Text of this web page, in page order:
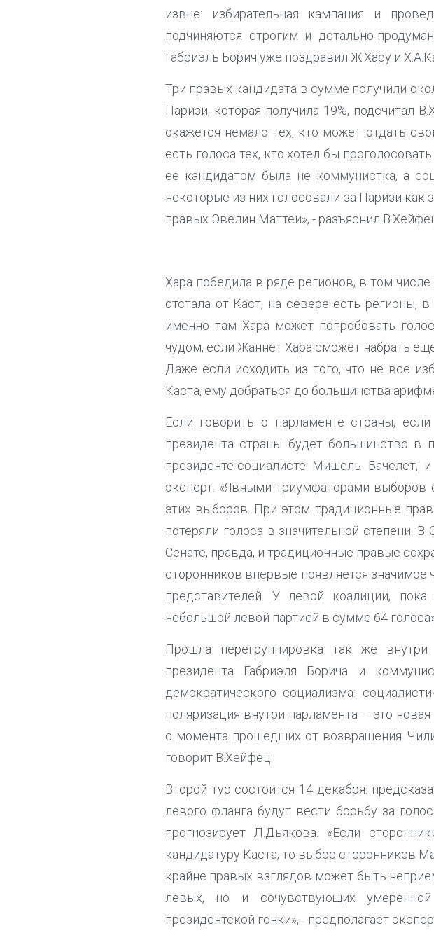
извне: избирательная кампания и
подчиняются строгим и детально-
Габриэль Борич уже поздравил Ж.Хару и
Три правых кандидата в сумме получили
Паризи, которая получила 19%, подсчитал
окажется немало тех, кто может отдать
есть голоса тех, кто хотел бы
ее кандидатом была не коммунистка, а
некоторые из них голосовали за Паризи
правых Эвелин Маттеи», - разъяснил
Хара победила в ряде регионов, в том
отстала от Каст, на севере есть регионы,
именно там Хара может попробовать
чудом, если Жаннет Хара сможет набрать
Даже если исходить из того, что не все
Каста, ему добраться до большинства
Если говорить о парламенте страны,
президента страны будет большинство в
президенте-социалисте Мишель Бачелет,
эксперт. «Явными триумфаторами
этих выборов. При этом традиционные
потеряли голоса в значительной степени.
Сенате, правда, и традиционные правые
сторонников впервые появляется значимое
представителей. У левой коалиции,
небольшой левой партией в сумме 64
Прошла перегруппировка так же
президента Габриэля Борича и
демократического социализма:
поляризация внутри парламента – это
с момента прошедших от возвращения
говорит В.Хейфец.
Второй тур состоится 14 декабря:
левого фланга будут вести борьбу за
прогнозирует Л.Дьякова. «Если
кандидатуру Каста, то выбор сторонников
крайне правых взглядов может быть
левых, но и сочувствующих умеренной
президентской гонки», - предполагает